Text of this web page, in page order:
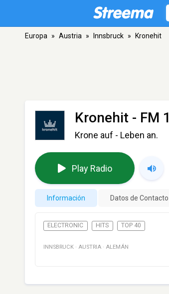
Europa » Austria » Innsbruck » Kronehit
Kronehit - FM
Krone auf - Leben an.
Play Radio
Información Datos de Contacto
ELECTRONIC HITS TOP 40
INNSBRUCK · AUSTRIA · ALEMÁN